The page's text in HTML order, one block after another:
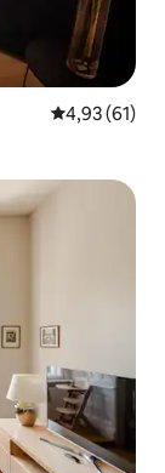
4,93 de uma
4,93 (61)